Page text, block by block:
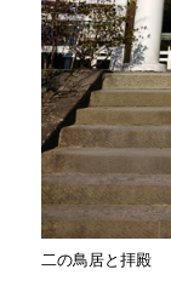
二の鳥居と拝殿